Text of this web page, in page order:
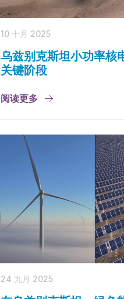
10 十月 2025
乌兹别克斯坦小功率核
关键阶段
阅读更多
24 九月 2025